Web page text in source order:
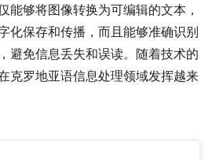
能够将图像转换为可编辑的文本，
化保存和传播，而且能够准确识别
避免信息丢失和误读。随着技术的
克罗地亚语信息处理领域发挥越来